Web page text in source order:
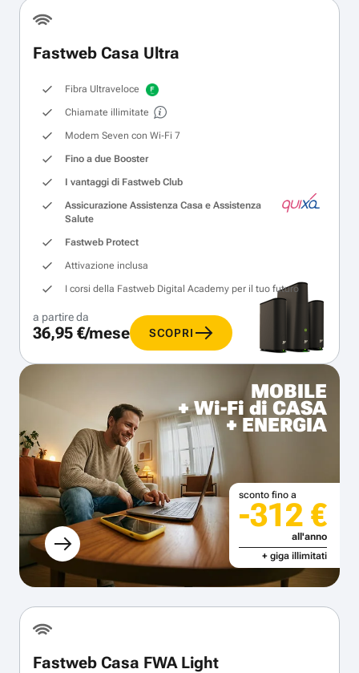
Fastweb Casa Ultra
Fibra Ultraveloce
Chiamate illimitate
Modem Seven con Wi‑Fi 7
Fino a due Booster
I vantaggi di Fastweb Club
Assicurazione Assistenza Casa e Assistenza
Salute
Fastweb Protect
Attivazione inclusa
I corsi della Fastweb Digital Academy per il tuo futuro
a partire da
36,95 €/mese SCOPRI
MOBILE
+ Wi-Fi di CASA
+ ENERGIA
sconto fino a
-312 €
all'anno
+ giga illimitati
Fastweb Casa FWA Light